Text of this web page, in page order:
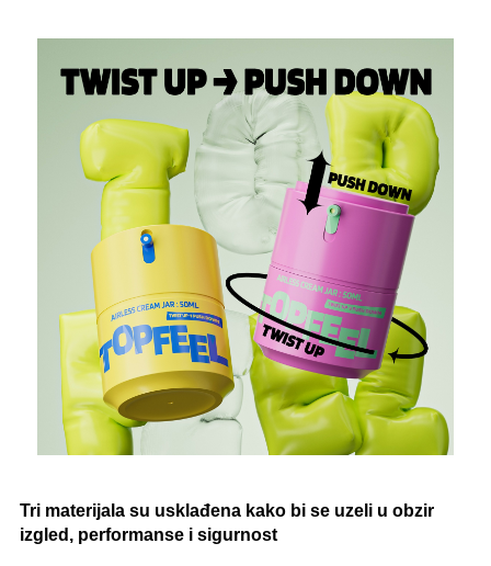
Tri materijala su usklađena kako bi se uzeli u obzir
izgled, performanse i sigurnost